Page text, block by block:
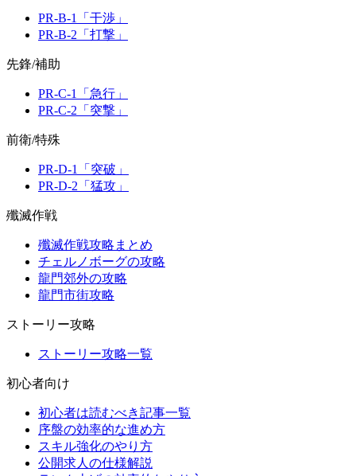
PR-B-1「干渉」
PR-B-2「打撃」
先鋒/補助
PR-C-1「急行」
PR-C-2「突撃」
前衛/特殊
PR-D-1「突破」
PR-D-2「猛攻」
殲滅作戦
殲滅作戦攻略まとめ
チェルノボーグの攻略
龍門郊外の攻略
龍門市街攻略
ストーリー攻略
ストーリー攻略一覧
初心者向け
初心者は読むべき記事一覧
序盤の効率的な進め方
スキル強化のやり方
公開求人の仕様解説